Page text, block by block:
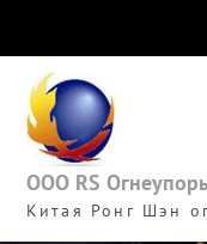
content
ООО RS
Китая Ронг Шэн